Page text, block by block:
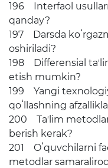
196 Interfaol
qanday?
197 Darsda
oshiriladi?
198 Differensial
etish mumkin?
199 Yangi
qoʻllashning
200 Taʼlim
berish kerak?
201 Oʻquvchilarni
metodlar